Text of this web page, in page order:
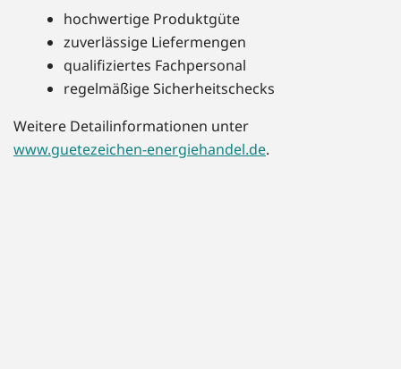
hochwertige Produktgüte
zuverlässige Liefermengen
qualifiziertes Fachpersonal
regelmäßige Sicherheitschecks
Weitere Detailinformationen unter
www.guetezeichen-energiehandel.de.